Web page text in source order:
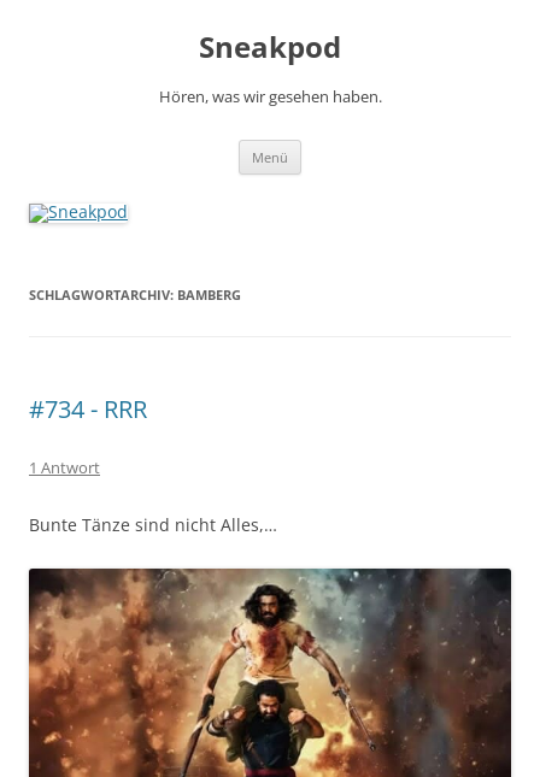
Sneakpod
Hören, was wir gesehen haben.
Menü
SCHLAGWORTARCHIV: BAMBERG
#734 - RRR
1 Antwort
Bunte Tänze sind nicht Alles,…